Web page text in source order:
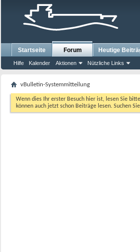
Startseite Forum
Hilfe Kalender Aktionen Nützliche Links
Heutige
vBulletin-Systemmitteilung
Wenn dies Ihr erster Besuch hier ist, lesen Sie
können auch jetzt schon Beiträge lesen. Suchen